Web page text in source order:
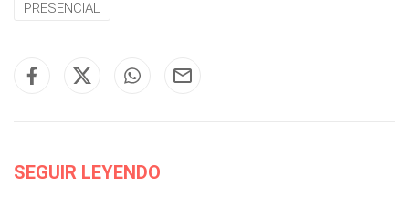
PRESENCIAL
SEGUIR LEYENDO